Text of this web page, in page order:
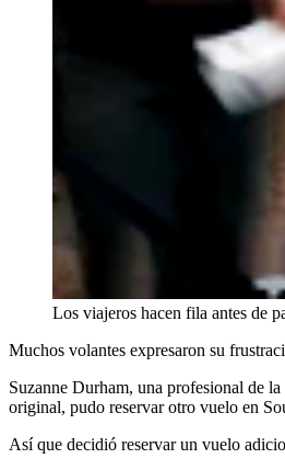
Los viajeros hacen fila antes de
Muchos volantes expresaron su
Suzanne Durham, una profesional de
original, pudo reservar otro vuelo en
Así que decidió reservar un vuelo